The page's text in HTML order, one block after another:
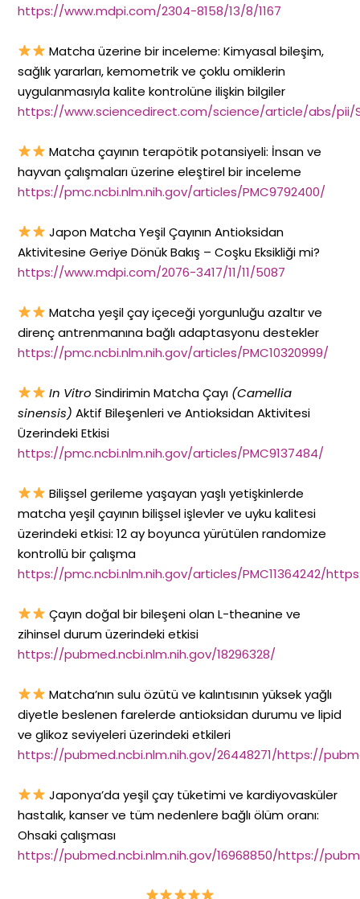
https://www.mdpi.com/2304-8158/13/8/1167
Matcha üzerine bir inceleme: Kimyasal bileşim,
sağlık yararları, kemometrik ve çoklu omiklerin
uygulanmasıyla kalite kontrolüne ilişkin bilgiler
https://www.sciencedirect.com/science/article/abs/pii/
Matcha çayının terapötik potansiyeli: İnsan ve
hayvan çalışmaları üzerine eleştirel bir inceleme
https://pmc.ncbi.nlm.nih.gov/articles/PMC9792400/
Japon Matcha Yeşil Çayının Antioksidan
Aktivitesine Geriye Dönük Bakış – Coşku Eksikliği mi?
https://www.mdpi.com/2076-3417/11/11/5087
Matcha yeşil çay içeceği yorgunluğu azaltır ve
direnç antrenmanına bağlı adaptasyonu destekler
https://pmc.ncbi.nlm.nih.gov/articles/PMC10320999/
In Vitro Sindirimin Matcha Çayı (Camellia
sinensis) Aktif Bileşenleri ve Antioksidan Aktivitesi
Üzerindeki Etkisi
https://pmc.ncbi.nlm.nih.gov/articles/PMC9137484/
Bilişsel gerileme yaşayan yaşlı yetişkinlerde
matcha yeşil çayının bilişsel işlevler ve uyku kalitesi
üzerindeki etkisi: 12 ay boyunca yürütülen randomize
kontrollü bir çalışma
https://pmc.ncbi.nlm.nih.gov/articles/PMC11364242/
Çayın doğal bir bileşeni olan L-theanine ve
zihinsel durum üzerindeki etkisi
https://pubmed.ncbi.nlm.nih.gov/18296328/
Matcha’nın sulu özütü ve kalıntısının yüksek yağlı
diyetle beslenen farelerde antioksidan durumu ve lipid
ve glikoz seviyeleri üzerindeki etkileri
https://pubmed.ncbi.nlm.nih.gov/26448271/https://
Japonya’da yeşil çay tüketimi ve kardiyovasküler
hastalık, kanser ve tüm nedenlere bağlı ölüm oranı:
Ohsaki çalışması
https://pubmed.ncbi.nlm.nih.gov/16968850/https://